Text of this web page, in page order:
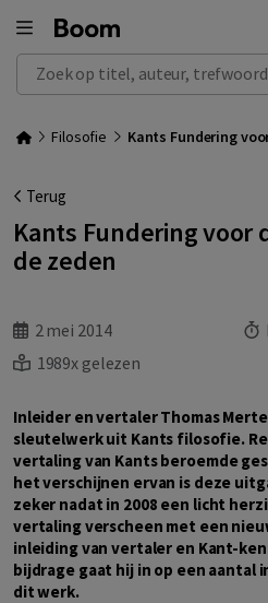
Zoek op titel, auteur, trefwoord of
Filosofie Kants Fundering
Terug
Kants Fundering voor
de zeden
2 mei 2014
1989x gelezen
Inleider en vertaler Thomas
sleutelwerk uit Kants filosofie.
vertaling van Kants beroemde
het verschijnen ervan is deze
zeker nadat in 2008 een licht
vertaling verscheen met een
inleiding van vertaler en Kant-
bijdrage gaat hij in op een aantal
dit werk.